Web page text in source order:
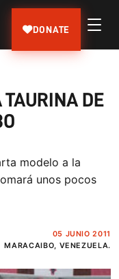
DONATE
TAURINA DE
modelo a la
unos pocos
05 JUNIO 2011
MARACAIBO, VENEZUELA.